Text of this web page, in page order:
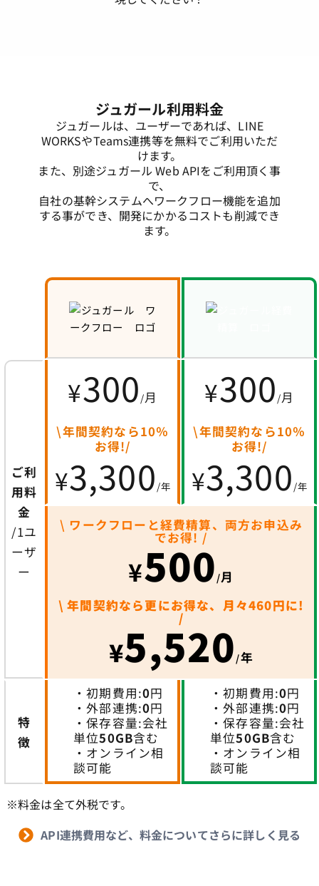
ジュガール利用料金
ジュガールは、ユーザーであれば、LINE
WORKSやTeams連携等を無料でご利用いただ
けます。
また、別途ジュガール Web APIをご利用頂く事
で、
自社の基幹システムへワークフロー機能を追加
する事ができ、開発にかかるコストも削減でき
ます。
ご利
用料
金
/1ユ
ーザ
ー
¥300 /月
\年間契約なら10％
お得!/
¥3,300 /年
¥300 /月
\年間契約なら10％
お得!/
¥3,300 /年
\ ワークフローと経費精算、両方お申込み
でお得! /
¥500 /月
\ 年間契約なら更にお得な、月々460円に!
/
¥5,520 /年
特
徴
・初期費用:0円
・外部連携:0円
・保存容量:会社
単位50GB含む
・オンライン相
談可能
・初期費用:0円
・外部連携:0円
・保存容量:会社
単位50GB含む
・オンライン相
談可能
※料金は全て外税です。
API連携費用など、料金についてさらに詳しく見る